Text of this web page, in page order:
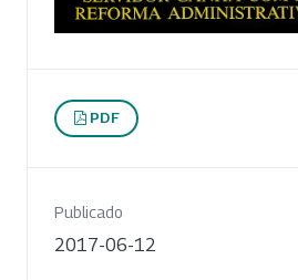
PDF
Publicado
2017-06-12